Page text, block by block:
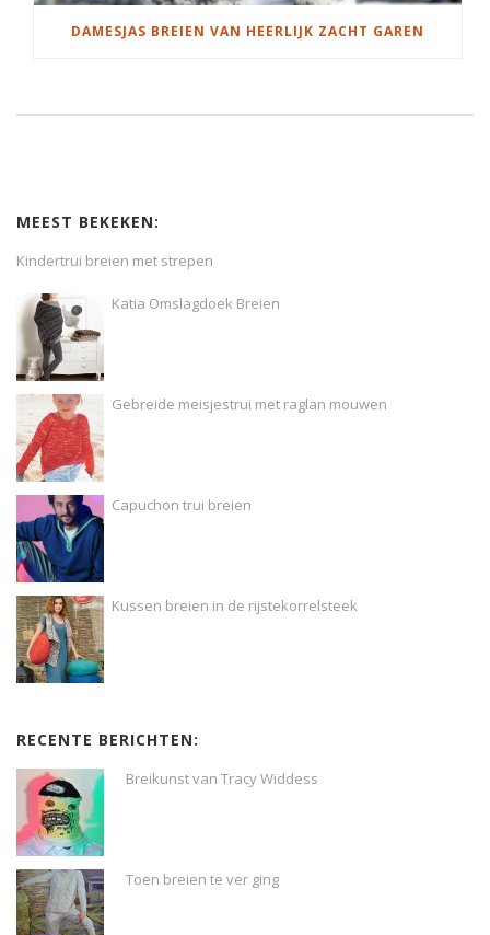
DAMESJAS BREIEN VAN HEERLIJK ZACHT GAREN
MEEST BEKEKEN:
Kindertrui breien met strepen
Katia Omslagdoek Breien
Gebreide meisjestrui met raglan mouwen
Capuchon trui breien
Kussen breien in de rijstekorrelsteek
RECENTE BERICHTEN:
Breikunst van Tracy Widdess
Toen breien te ver ging